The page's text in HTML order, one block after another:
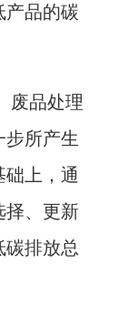
产品的碳
废品处理
步所产生
础上，通
择、更新
碳排放总